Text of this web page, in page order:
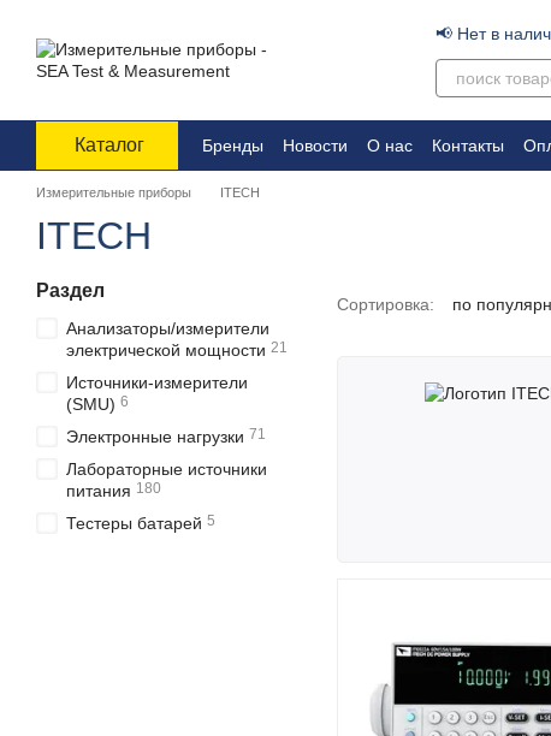
📢 Нет в
Каталог Бренды Новости О нас Контакты
Измерительные приборы ITECH
ITECH
Сортировка: по
Раздел
Анализаторы/измерители
электрической мощности 21
Источники-измерители
(SMU) 6
Электронные нагрузки 71
Лабораторные источники
питания 180
Тестеры батарей 5